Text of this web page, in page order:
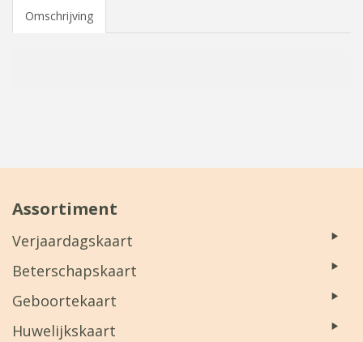
Omschrijving
Assortiment
Verjaardagskaart
Beterschapskaart
Geboortekaart
Huwelijkskaart